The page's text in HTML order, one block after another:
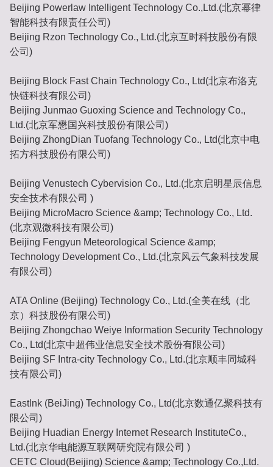
Beijing Powerlaw Intelligent Technology Co.,Ltd.(北京幂律
智能科技有限责任公司)
Beijing Rzon Technology Co., Ltd.(北京互时科技股份有限
公司)
Beijing Block Fast Chain Technology Co., Ltd(北京布洛克
快链科技有限公司)
Beijing Junmao Guoxing Science and Technology Co.,
Ltd.(北京军懋国兴科技股份有限公司)
Beijing ZhongDian Tuofang Technology Co., Ltd(北京中电
拓方科技股份有限公司)
Beijing Venustech Cybervision Co., Ltd.(北京启明星辰信息
安全技术有限公司 )
Beijing MicroMacro Science &amp; Technology Co., Ltd.
(北京观微科技有限公司)
Beijing Fengyun Meteorological Science &amp;
Technology Development Co., Ltd.(北京风云气象科技发展
有限公司)
ATA Online (Beijing) Technology Co., Ltd.(全美在线（北
京）科技股份有限公司)
Beijing Zhongchao Weiye Information Security Technology
Co., Ltd(北京中超伟业信息安全技术股份有限公司)
Beijing SF Intra-city Technology Co., Ltd.(北京顺丰同城科
技有限公司)
Eastlnk (BeiJing) Technology Co., Ltd(北京数通亿聚科技有
限公司)
Beijing Huadian Energy Internet Research InstituteCo.,
Ltd.(北京华电能源互联网研究院有限公司 )
CETC Cloud(Beijing) Science &amp; Technology Co.,Ltd.